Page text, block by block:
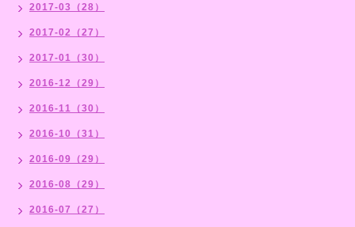
2017-03（28）
2017-02（27）
2017-01（30）
2016-12（29）
2016-11（30）
2016-10（31）
2016-09（29）
2016-08（29）
2016-07（27）